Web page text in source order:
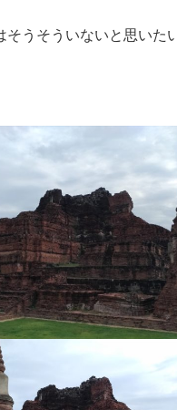
うそういないと思いた